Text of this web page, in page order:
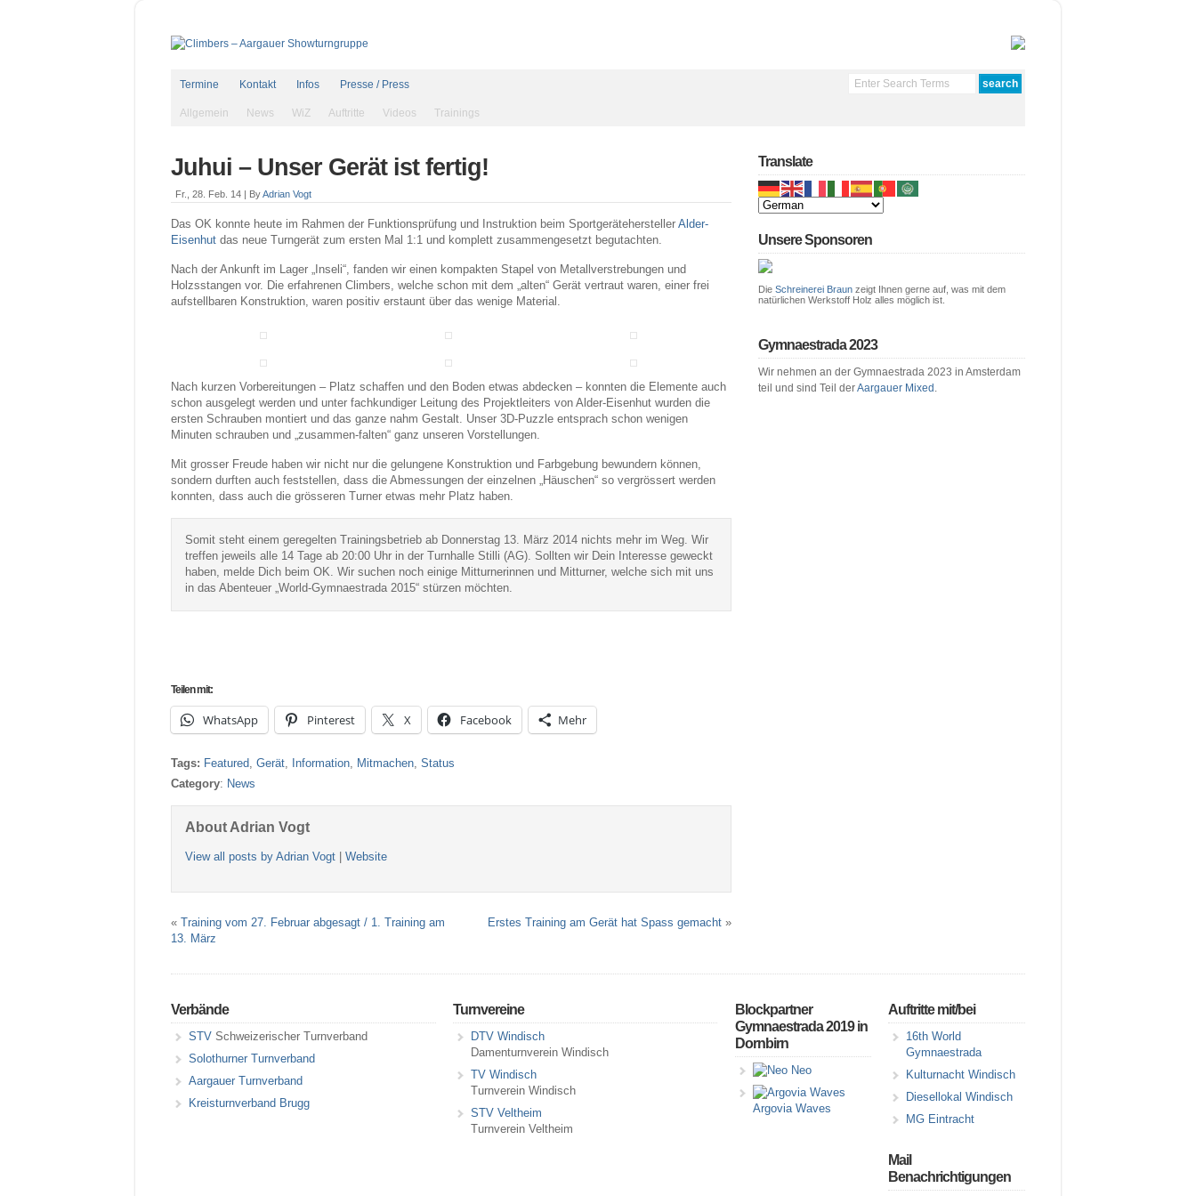
Termine Kontakt Infos Presse / Press
Allgemein News WiZ Auftritte Videos Trainings
Juhui – Unser Gerät ist fertig!
Fr., 28. Feb. 14 | ByAdrian Vogt
Das OK konnte heute im Rahmen der Funktionsprüfung und Instruktion beim Sportgerätehersteller Alder-
Eisenhut das neue Turngerät zum ersten Mal 1:1 und komplett zusammengesetzt begutachten.
Nach der Ankunft im Lager „Inseli“, fanden wir einen kompakten Stapel von Metallverstrebungen und
Holzsstangen vor. Die erfahrenen Climbers, welche schon mit dem „alten“ Gerät vertraut waren, einer frei
aufstellbaren Konstruktion, waren positiv erstaunt über das wenige Material.
Nach kurzen Vorbereitungen – Platz schaffen und den Boden etwas abdecken – konnten die Elemente auch
schon ausgelegt werden und unter fachkundiger Leitung des Projektleiters von Alder-Eisenhut wurden die
ersten Schrauben montiert und das ganze nahm Gestalt. Unser 3D-Puzzle entsprach schon wenigen
Minuten schrauben und „zusammen-falten“ ganz unseren Vorstellungen.
Mit grosser Freude haben wir nicht nur die gelungene Konstruktion und Farbgebung bewundern können,
sondern durften auch feststellen, dass die Abmessungen der einzelnen „Häuschen“ so vergrössert werden
konnten, dass auch die grösseren Turner etwas mehr Platz haben.
Somit steht einem geregelten Trainingsbetrieb ab Donnerstag 13. März 2014 nichts mehr im Weg. Wir
treffen jeweils alle 14 Tage ab 20:00 Uhr in der Turnhalle Stilli (AG). Sollten wir Dein Interesse geweckt
haben, melde Dich beim OK. Wir suchen noch einige Mitturnerinnen und Mitturner, welche sich mit uns
in das Abenteuer „World-Gymnaestrada 2015“ stürzen möchten.
Teilen mit:
WhatsApp Pinterest X Facebook Mehr
Tags: Featured Gerät Information Mitmachen Status
Category: News
About Adrian Vogt
View all posts by Adrian Vogt Website
« Training vom 27. Februar abgesagt / 1. Training am
13. März
Erstes Training am Gerät hat Spass gemacht »
Translate
Unsere Sponsoren
Die Schreinerei Braun zeigt Ihnen gerne auf, was mit dem
natürlichen Werkstoff Holz alles möglich ist.
Gymnaestrada 2023
Wir nehmen an der Gymnaestrada 2023 in Amsterdam
teil und sind Teil derAargauer Mixed .
Verbände
STV Schweizerischer Turnverband
Solothurner Turnverband
Aargauer Turnverband
Kreisturnverband Brugg
Turnvereine
DTV Windisch
Damenturnverein Windisch
TV Windisch
Turnverein Windisch
STV Veltheim
Turnverein Veltheim
Blockpartner
Gymnaestrada 2019 in
Dornbirn
Neo
Argovia Waves
Auftritte mit/bei
16th World
Gymnaestrada
Kulturnacht Windisch
Diesellokal Windisch
MG Eintracht
Mail
Benachrichtigungen